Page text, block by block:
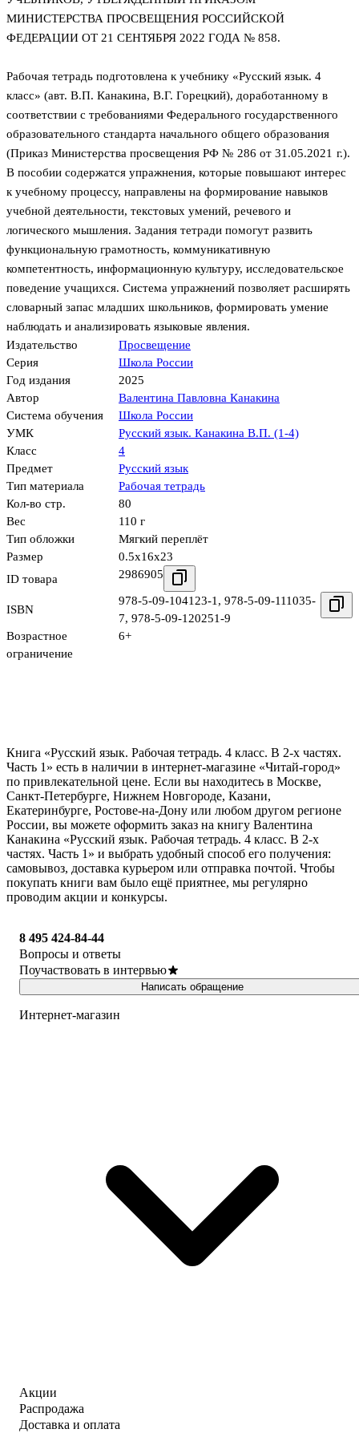
МИНИСТЕРСТВА ПРОСВЕЩЕНИЯ РОССИЙСКОЙ
ФЕДЕРАЦИИ ОТ 21 СЕНТЯБРЯ 2022 ГОДА № 858.
Рабочая тетрадь подготовлена к учебнику «Русский язык. 4
класс» (авт. В.П. Канакина, В.Г. Горецкий), доработанному в
соответствии с требованиями Федерального государственного
образовательного стандарта начального общего образования
(Приказ Министерства просвещения РФ № 286 от 31.05.2021 г.).
В пособии содержатся упражнения, которые повышают интерес
к учебному процессу, направлены на формирование навыков
учебной деятельности, текстовых умений, речевого и
логического мышления. Задания тетради помогут развить
функциональную грамотность, коммуникативную
компетентность, информационную культуру, исследовательское
поведение учащихся. Система упражнений позволяет расширять
словарный запас младших школьников, формировать умение
наблюдать и анализировать языковые явления.
Издательство
Просвещение
Серия
Школа России
Год издания
2025
Автор
Валентина Павловна Канакина
Система обучения
Школа России
УМК
Русский язык. Канакина В.П. (1-4)
Класс
4
Предмет
Русский язык
Тип материала
Рабочая тетрадь
Кол-во стр.
80
Вес
110 г
Тип обложки
Мягкий переплёт
Размер
0.5x16x23
ID товара
2986905
ISBN
978-5-09-104123-1, 978-5-09-111035-
7, 978-5-09-120251-9
Возрастное
ограничение
6+
Книга «Русский язык. Рабочая тетрадь. 4 класс. В 2-х частях.
Часть 1» есть в наличии в интернет-магазине «Читай-город»
по привлекательной цене. Если вы находитесь в Москве,
Санкт-Петербурге, Нижнем Новгороде, Казани,
Екатеринбурге, Ростове-на-Дону или любом другом регионе
России, вы можете оформить заказ на книгу Валентина
Канакина «Русский язык. Рабочая тетрадь. 4 класс. В 2-х
частях. Часть 1» и выбрать удобный способ его получения:
самовывоз, доставка курьером или отправка почтой. Чтобы
покупать книги вам было ещё приятнее, мы регулярно
проводим акции и конкурсы.
8 495 424-84-44
Вопросы и ответы
Поучаствовать в интервью
Написать обращение
Интернет-магазин
Акции
Распродажа
Доставка и оплата